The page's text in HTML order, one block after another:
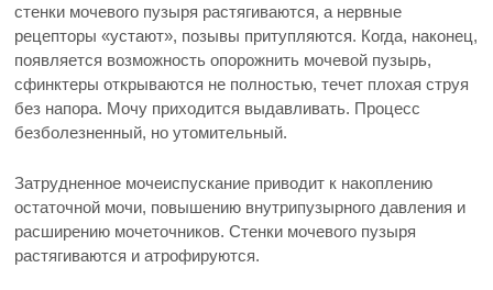
стенки мочевого пузыря растягиваются, а нервные
рецепторы «устают», позывы притупляются. Когда, наконец,
появляется возможность опорожнить мочевой пузырь,
сфинктеры открываются не полностью, течет плохая струя
без напора. Мочу приходится выдавливать. Процесс
безболезненный, но утомительный.
Затрудненное мочеиспускание приводит к накоплению
остаточной мочи, повышению внутрипузырного давления и
расширению мочеточников. Стенки мочевого пузыря
растягиваются и атрофируются.